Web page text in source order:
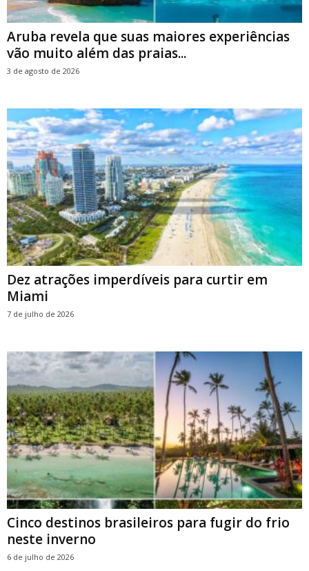
Aruba revela que suas maiores experiências
vão muito além das praias...
3 de agosto de 2026
Dez atrações imperdíveis para curtir em
Miami
7 de julho de 2026
Cinco destinos brasileiros para fugir do frio
neste inverno
6 de julho de 2026